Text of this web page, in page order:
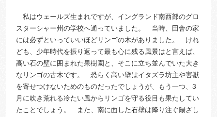
私はウェールズ生まれですが、イングランド南西部のグロ
スターシャー州の学校へ通っていました。 当時、田舎の家
には必ずといっていいほどリンゴの木がありました。 けれ
ども、少年時代を振り返って最も心に残る風景はと言えば、
高い石の壁に囲まれた果樹園と、そこに立ち並んでいた大き
なリンゴの古木です。 恐らく高い壁はイタズラ坊主や害獣
を寄せつけないためのものだったでしょうが、もう一つ、3
月に吹き荒れる冷たい風からリンゴを守る役目も果たしてい
たことでしょう。 また、南に面した石壁は降り注ぐ陽ざし